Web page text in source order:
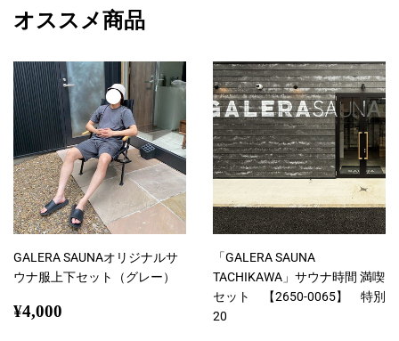
ェ
す
る
る
る
オススメ商品
GALERA SAUNAオリジナルサ
ウナ服上下セット（グレー）
通
¥4,000
「GALERA SAUNA
TACHIKAWA」サウナ時間 満喫
セット 【2650-0065】 特別
20